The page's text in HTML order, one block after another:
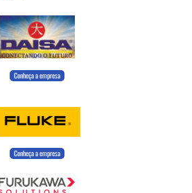
Conheça a empresa
Conheça a empresa